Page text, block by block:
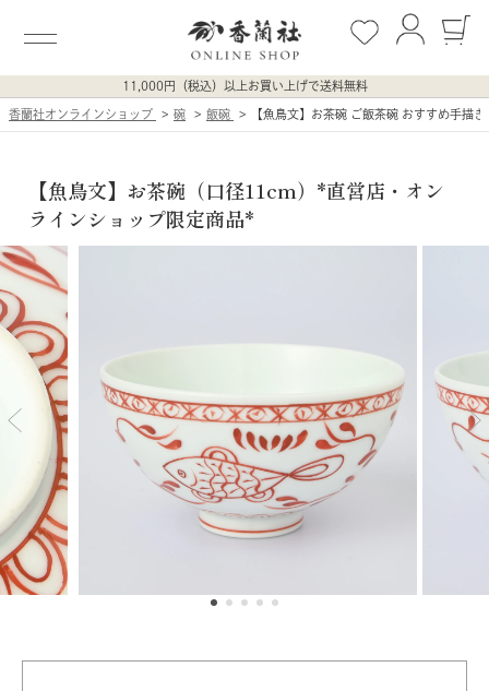
11,000円（税込）以上お買い上げで送料無料
香蘭社オンラインショップ 碗 飯碗 【魚鳥文】お茶碗 ご飯茶碗 おすすめ手描
【魚鳥文】お茶碗（口径11cm）*直営店・オン
ラインショップ限定商品*